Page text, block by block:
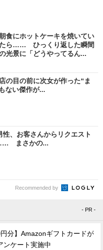
食にホットケーキを焼いてい
たら…… ひっくり返した瞬間
光景に「どうやってるん...
の目の前に次女が作った“ま
ない傑作が...
、お客さんからリクエスト
まさかの...
Recommended by
- PR -
円分】Amazonギフトカードが
ンケート実施中